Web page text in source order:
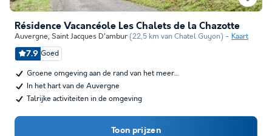
Résidence Vacancéole Les Chalets de la Chazotte
Auvergne, Saint Jacques D'ambur (22,5 km van Chatel Guyon) Kaart
7.9 Goed
Groene omgeving aan de rand van het meer…
In het hart van de Auvergne
Talrijke activiteiten in de omgeving
Toon prijzen